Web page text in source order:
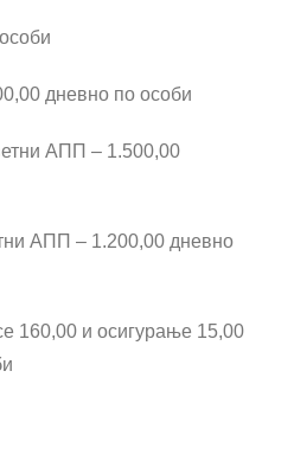
дневно по особи
АПП – 1.500,00
АПП – 1.200,00 дневно
160,00 и осигурање 15,00